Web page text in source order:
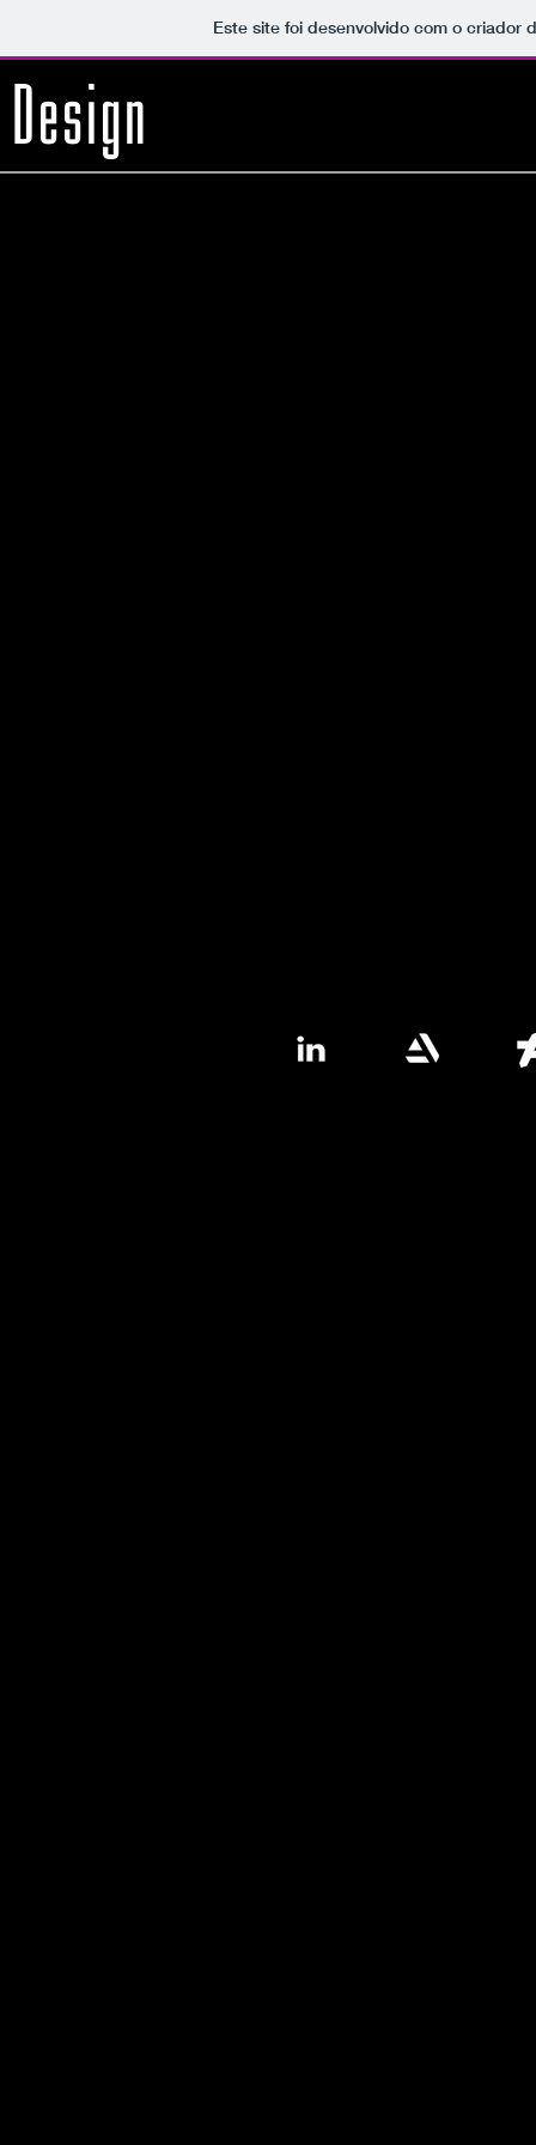
Este site foi desenvolvido com o criador
Design